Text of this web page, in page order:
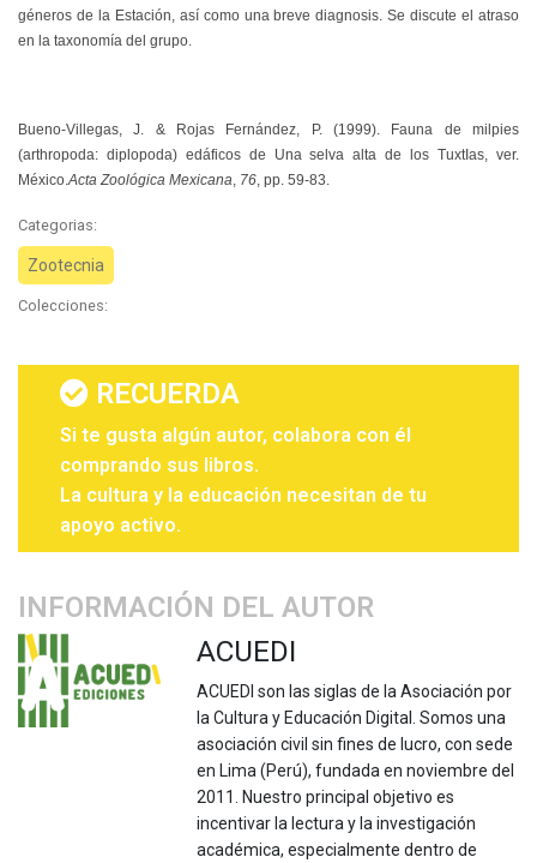
géneros de la Estación, así como una breve diagnosis. Se discute el atraso
en la taxonomía del grupo.
Bueno-Villegas, J. & Rojas Fernández, P.(1999). Fauna de milpies
(arthropoda: diplopoda) edáficos de Una selva alta de los TuxtIas, ver.
México.Acta Zoológica Mexicana, 76, pp. 59-83.
Categorias:
Zootecnia
Colecciones:
RECUERDA
Si te gusta algún autor, colabora con él
comprando sus libros.
La cultura y la educación necesitan de tu
apoyo activo.
INFORMACIÓN DEL AUTOR
ACUEDI
ACUEDI son las siglas de la Asociación por
la Cultura y Educación Digital. Somos una
asociación civil sin fines de lucro, con sede
en Lima (Perú), fundada en noviembre del
2011. Nuestro principal objetivo es
incentivar la lectura y la investigación
académica, especialmente dentro de